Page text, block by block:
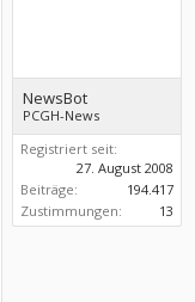
NewsBot
PCGH-News
Registriert seit:
27. August 2008
Beiträge:
194.417
Zustimmungen:
13